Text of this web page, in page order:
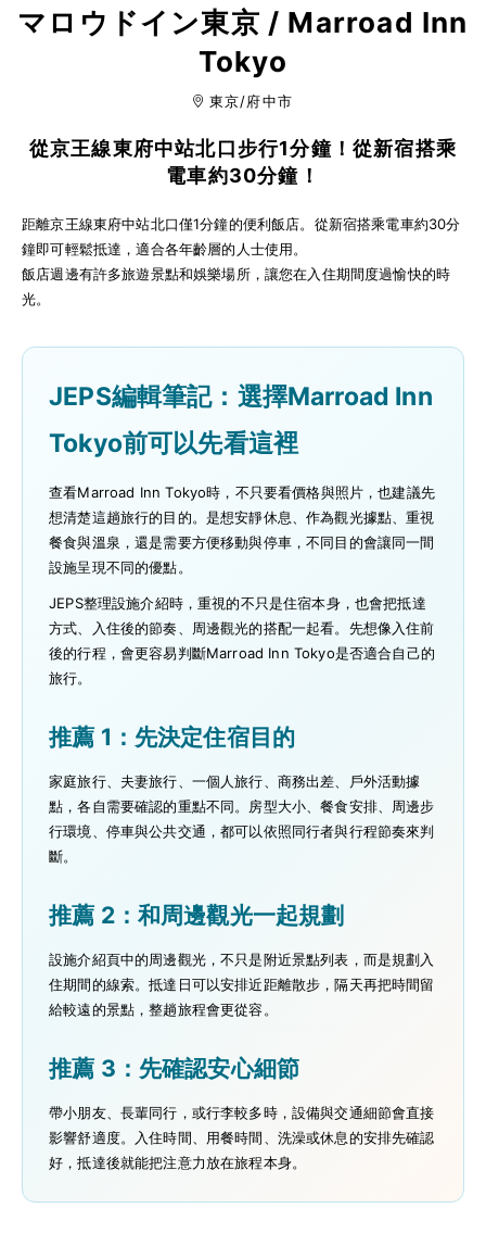
マロウドイン東京 / Marroad Inn
Tokyo
東京/府中市
從京王線東府中站北口步行1分鐘！從新宿搭乘
電車約30分鐘！
距離京王線東府中站北口僅1分鐘的便利飯店。從新宿搭乘電車約30分
鐘即可輕鬆抵達，適合各年齡層的人士使用。
飯店週邊有許多旅遊景點和娛樂場所，讓您在入住期間度過愉快的時
光。
JEPS編輯筆記：選擇Marroad Inn
Tokyo前可以先看這裡
查看Marroad Inn Tokyo時，不只要看價格與照片，也建議先
想清楚這趟旅行的目的。是想安靜休息、作為觀光據點、重視
餐食與溫泉，還是需要方便移動與停車，不同目的會讓同一間
設施呈現不同的優點。
JEPS整理設施介紹時，重視的不只是住宿本身，也會把抵達
方式、入住後的節奏、周邊觀光的搭配一起看。先想像入住前
後的行程，會更容易判斷Marroad Inn Tokyo是否適合自己的
旅行。
推薦 1：先決定住宿目的
家庭旅行、夫妻旅行、一個人旅行、商務出差、戶外活動據
點，各自需要確認的重點不同。房型大小、餐食安排、周邊步
行環境、停車與公共交通，都可以依照同行者與行程節奏來判
斷。
推薦 2：和周邊觀光一起規劃
設施介紹頁中的周邊觀光，不只是附近景點列表，而是規劃入
住期間的線索。抵達日可以安排近距離散步，隔天再把時間留
給較遠的景點，整趟旅程會更從容。
推薦 3：先確認安心細節
帶小朋友、長輩同行，或行李較多時，設備與交通細節會直接
影響舒適度。入住時間、用餐時間、洗澡或休息的安排先確認
好，抵達後就能把注意力放在旅程本身。